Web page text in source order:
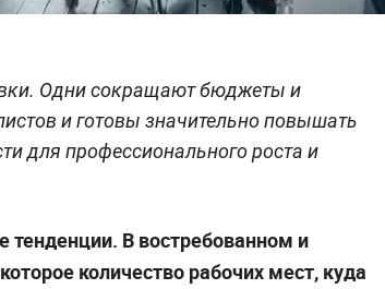
Одни сокращают бюджеты и
и готовы значительно повышать
для профессионального роста и
В востребованном и
количество рабочих мест, куда